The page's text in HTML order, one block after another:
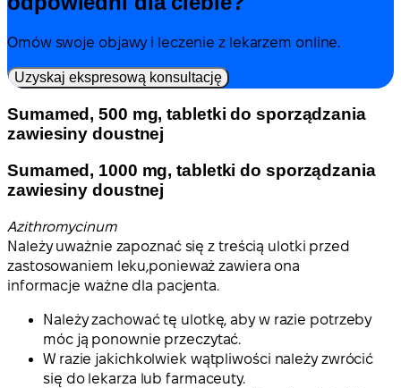
Omów swoje objawy i leczenie z lekarzem online.
Uzyskaj ekspresową konsultację
Sumamed, 500 mg, tabletki do sporządzania
zawiesiny doustnej
Sumamed, 1000 mg, tabletki do sporządzania
zawiesiny doustnej
Azithromycinum
Należy uważnie zapoznać się z treścią ulotki przed
zastosowaniem leku,ponieważ zawiera ona
informacje ważne dla pacjenta.
Należy zachować tę ulotkę, aby w razie potrzeby
móc ją ponownie przeczytać.
W razie jakichkolwiek wątpliwości należy zwrócić
się do lekarza lub farmaceuty.